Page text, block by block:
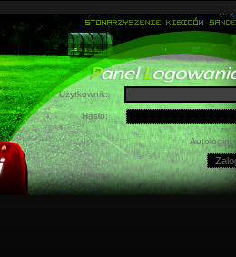
Użytkownik:
Hasło:
Autologin: